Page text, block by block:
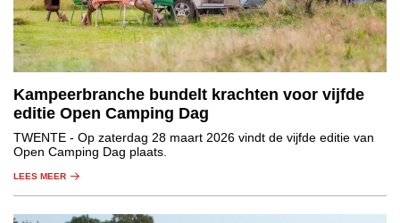
Kampeerbranche bundelt krachten voor vijfde
editie Open Camping Dag
TWENTE - Op zaterdag 28 maart 2026 vindt de vijfde editie van
Open Camping Dag plaats.
LEES MEER